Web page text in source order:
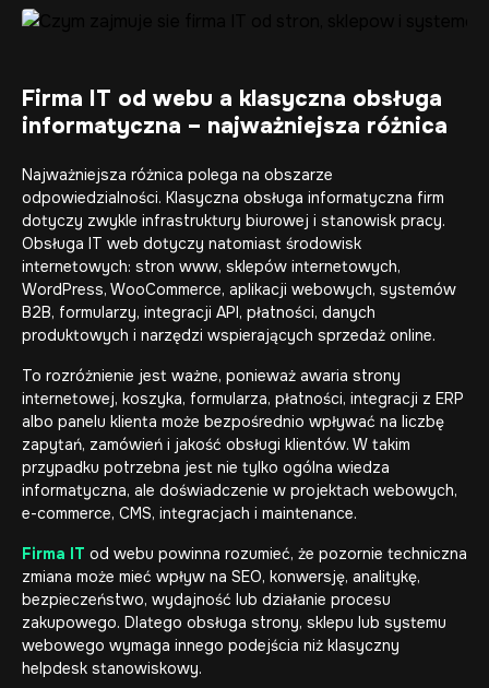
Firma IT od webu a klasyczna obsługa
informatyczna – najważniejsza różnica
Najważniejsza różnica polega na obszarze
odpowiedzialności. Klasyczna obsługa informatyczna firm
dotyczy zwykle infrastruktury biurowej i stanowisk pracy.
Obsługa IT web dotyczy natomiast środowisk
internetowych: stron www, sklepów internetowych,
WordPress, WooCommerce, aplikacji webowych, systemów
B2B, formularzy, integracji API, płatności, danych
produktowych i narzędzi wspierających sprzedaż online.
To rozróżnienie jest ważne, ponieważ awaria strony
internetowej, koszyka, formularza, płatności, integracji z ERP
albo panelu klienta może bezpośrednio wpływać na liczbę
zapytań, zamówień i jakość obsługi klientów. W takim
przypadku potrzebna jest nie tylko ogólna wiedza
informatyczna, ale doświadczenie w projektach webowych,
e-commerce, CMS, integracjach i maintenance.
Firma IT od webu powinna rozumieć, że pozornie techniczna
zmiana może mieć wpływ na SEO, konwersję, analitykę,
bezpieczeństwo, wydajność lub działanie procesu
zakupowego. Dlatego obsługa strony, sklepu lub systemu
webowego wymaga innego podejścia niż klasyczny
helpdesk stanowiskowy.